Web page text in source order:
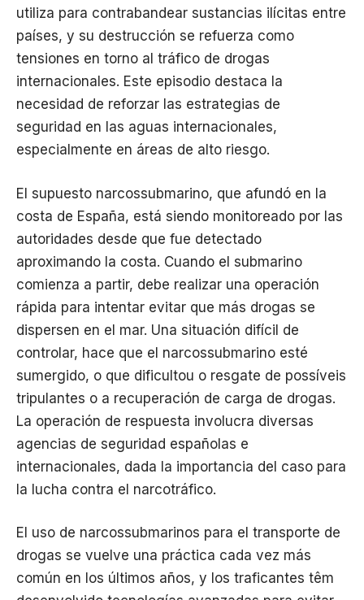
utiliza para contrabandear sustancias ilícitas entre
países, y su destrucción se refuerza como
tensiones en torno al tráfico de drogas
internacionales. Este episodio destaca la
necesidad de reforzar las estrategias de
seguridad en las aguas internacionales,
especialmente en áreas de alto riesgo.
El supuesto narcossubmarino, que afundó en la
costa de España, está siendo monitoreado por las
autoridades desde que fue detectado
aproximando la costa. Cuando el submarino
comienza a partir, debe realizar una operación
rápida para intentar evitar que más drogas se
dispersen en el mar. Una situación difícil de
controlar, hace que el narcossubmarino esté
sumergido, o que dificultou o resgate de possíveis
tripulantes o a recuperación de carga de drogas.
La operación de respuesta involucra diversas
agencias de seguridad españolas e
internacionales, dada la importancia del caso para
la lucha contra el narcotráfico.
El uso de narcossubmarinos para el transporte de
drogas se vuelve una práctica cada vez más
común en los últimos años, y los traficantes têm